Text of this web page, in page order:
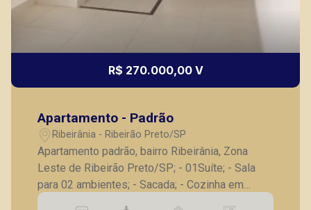
R$ 270.000,00 V
Apartamento - Padrão
Ribeirânia - Ribeirão Preto/SP
Apartamento padrão, bairro Ribeirânia, Zona
Leste de Ribeirão Preto/SP; - 01Suíte; - Sala
para 02 ambientes; - Sacada; - Cozinha em
conceito aberto; - Área de Serviço; - 01 Vaga de